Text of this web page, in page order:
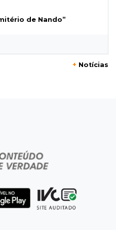
de Nando”
diz ter sido amarrada
eletricista
+ Notícias